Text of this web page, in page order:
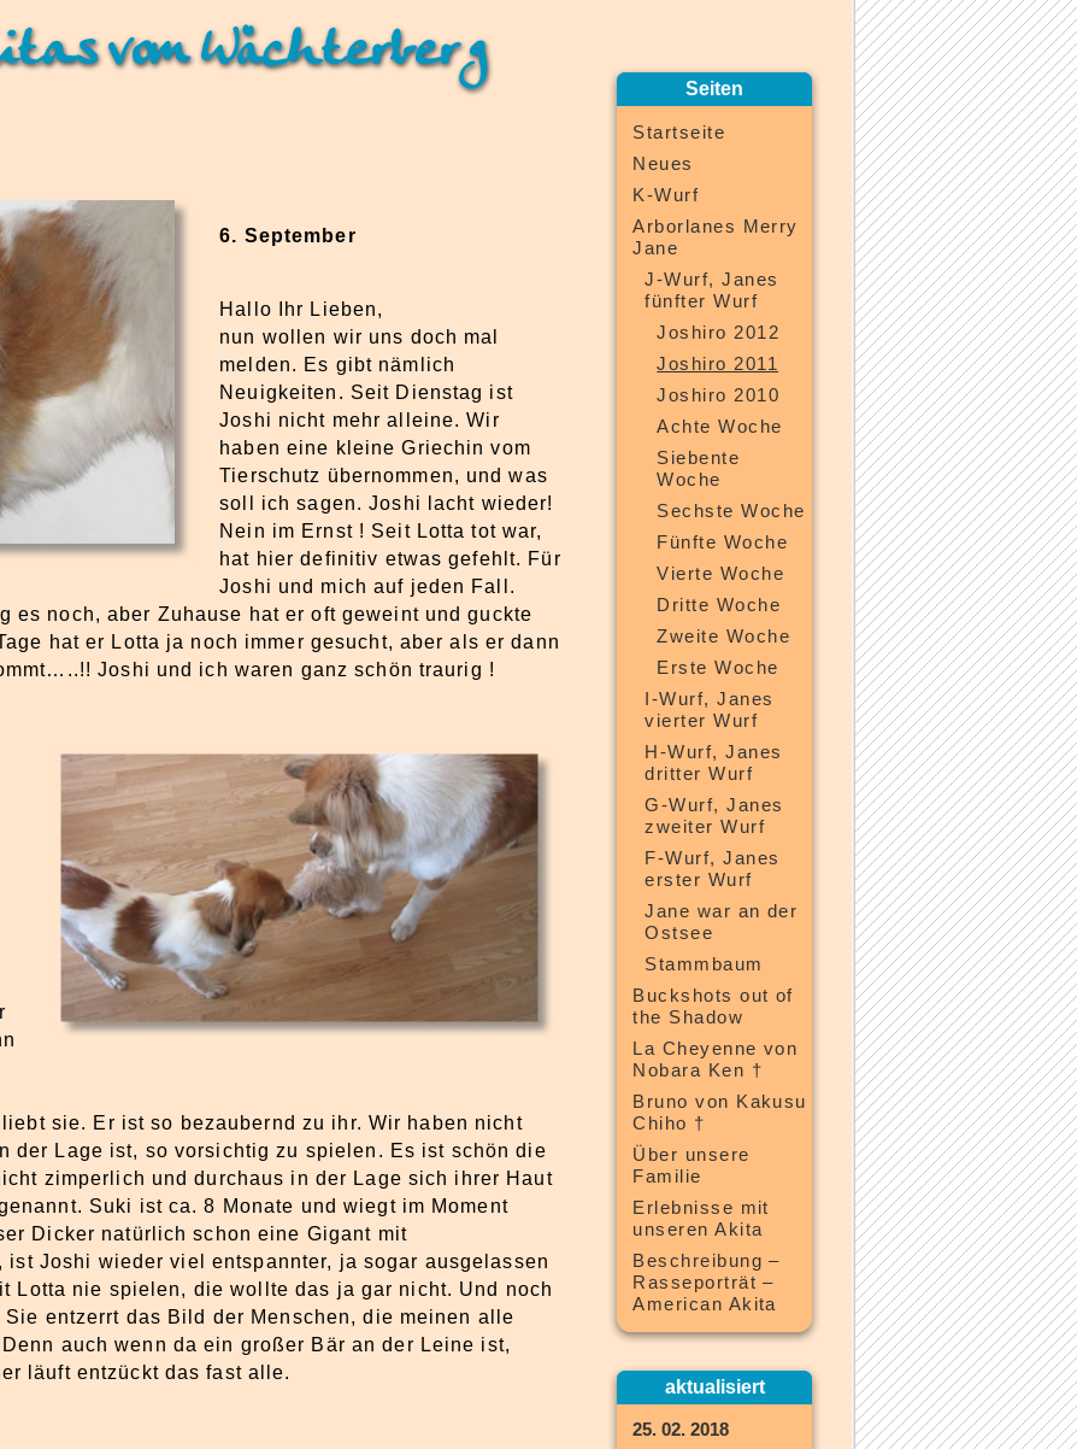
vom Wächterberg
6. September
Hallo Ihr Lieben,
nun wollen wir uns doch mal
melden. Es gibt nämlich
Neuigkeiten. Seit Dienstag ist
Joshi nicht mehr alleine. Wir
haben eine kleine Griechin vom
Tierschutz übernommen, und was
soll ich sagen. Joshi lacht wieder!
Nein im Ernst ! Seit Lotta tot war,
hat hier definitiv etwas gefehlt. Für
Joshi und mich auf jeden Fall.
es noch, aber Zuhause hat er oft geweint und guckte
hat er Lotta ja noch immer gesucht, aber als er dann
Joshi und ich waren ganz schön traurig !
sie. Er ist so bezaubernd zu ihr. Wir haben nicht
der Lage ist, so vorsichtig zu spielen. Es ist schön die
zimperlich und durchaus in der Lage sich ihrer Haut
Suki ist ca. 8 Monate und wiegt im Moment
Dicker natürlich schon eine Gigant mit
Joshi wieder viel entspannter, ja sogar ausgelassen
Lotta nie spielen, die wollte das ja gar nicht. Und noch
entzerrt das Bild der Menschen, die meinen alle
auch wenn da ein großer Bär an der Leine ist,
läuft entzückt das fast alle.
Seiten
Startseite
Neues
K-Wurf
Arborlanes Merry
Jane
J-Wurf, Janes
fünfter Wurf
Joshiro 2012
Joshiro 2011
Joshiro 2010
Achte Woche
Siebente
Woche
Sechste Woche
Fünfte Woche
Vierte Woche
Dritte Woche
Zweite Woche
Erste Woche
I-Wurf, Janes
vierter Wurf
H-Wurf, Janes
dritter Wurf
G-Wurf, Janes
zweiter Wurf
F-Wurf, Janes
erster Wurf
Jane war an der
Ostsee
Stammbaum
Buckshots out of
the Shadow
La Cheyenne von
Nobara Ken †
Bruno von Kakusu
Chiho †
Über unsere
Familie
Erlebnisse mit
unseren Akita
Beschreibung –
Rasseporträt –
American Akita
aktualisiert
25. 02. 2018